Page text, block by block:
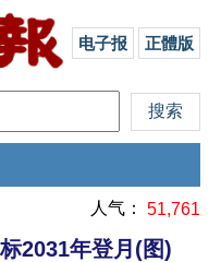
电子报 正體版
人气： 51,761
2031年登月(图)